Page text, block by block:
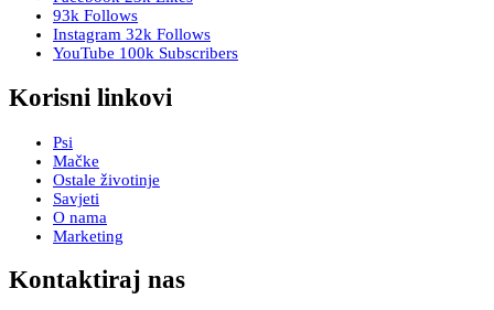
93k Follows
Instagram 32k Follows
YouTube 100k Subscribers
Korisni linkovi
Psi
Mačke
Ostale životinje
Savjeti
O nama
Marketing
Kontaktiraj nas